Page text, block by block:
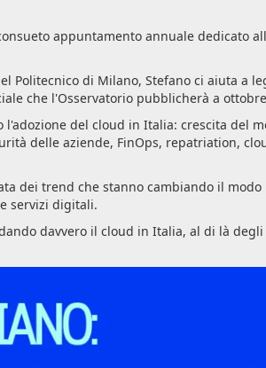
appuntamento annuale dedicato
Politecnico di Milano, Stefano ci aiuta a
che l'Osservatorio pubblicherà a
del cloud in Italia: crescita del
delle aziende, FinOps, repatriation,
dei trend che stanno cambiando il
servizi digitali.
davvero il cloud in Italia, al di là